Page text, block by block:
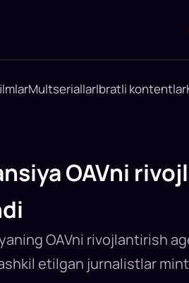
MultseriallarIbratli kontentlar
OAVni
OAVni rivojlantirish
etilgan jurnalistlar